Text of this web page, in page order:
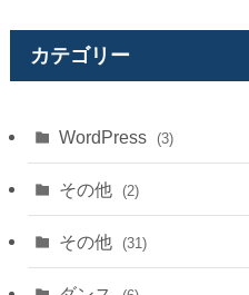
カテゴリー
WordPress (3)
その他 (2)
その他 (31)